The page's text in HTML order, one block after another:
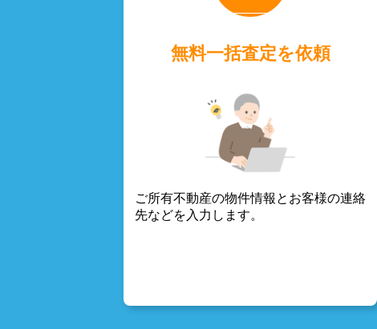
無料一括査定を依頼
ご所有不動産の物件情報とお客様の連絡
先などを入力します。